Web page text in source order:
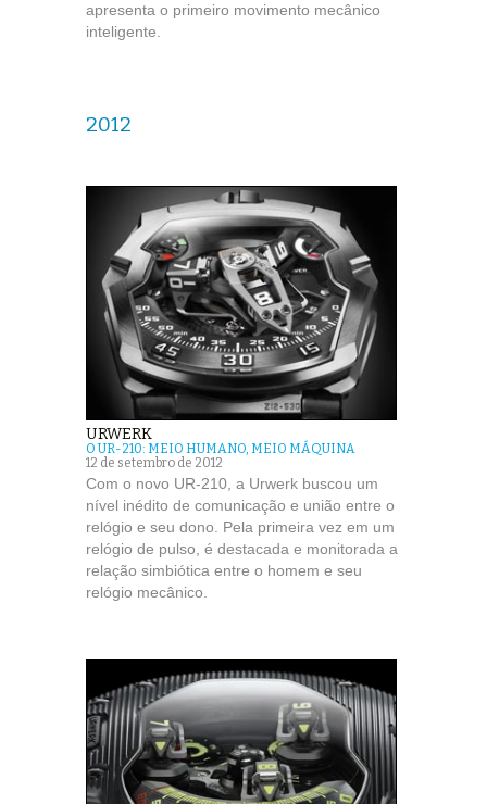
apresenta o primeiro movimento mecânico
inteligente.
2012
URWERK
O UR-210: MEIO HUMANO, MEIO MÁQUINA
12 de setembro de 2012
Com o novo UR-210, a Urwerk buscou um
nível inédito de comunicação e união entre o
relógio e seu dono. Pela primeira vez em um
relógio de pulso, é destacada e monitorada a
relação simbiótica entre o homem e seu
relógio mecânico.